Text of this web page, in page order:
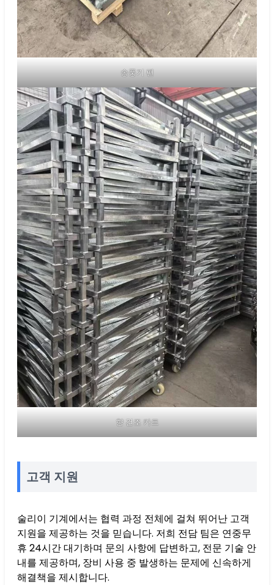
송풍기 팬
향 건조 카트
고객 지원
술리이 기계에서는 협력 과정 전체에 걸쳐 뛰어난 고객
지원을 제공하는 것을 믿습니다. 저희 전담 팀은 연중무
휴 24시간 대기하며 문의 사항에 답변하고, 전문 기술 안
내를 제공하며, 장비 사용 중 발생하는 문제에 신속하게
해결책을 제시합니다.